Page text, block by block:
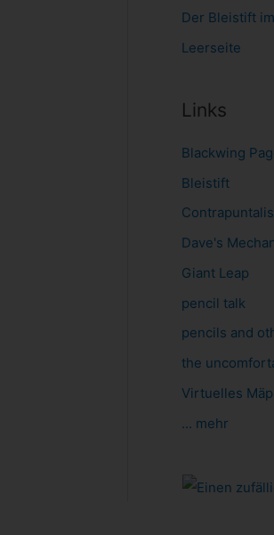
Der Bleistift
Leerseite
Links
Blackwing
Bleistift
Dave's
Giant Leap
pencil talk
pencils and
the
Virtuelles
... mehr